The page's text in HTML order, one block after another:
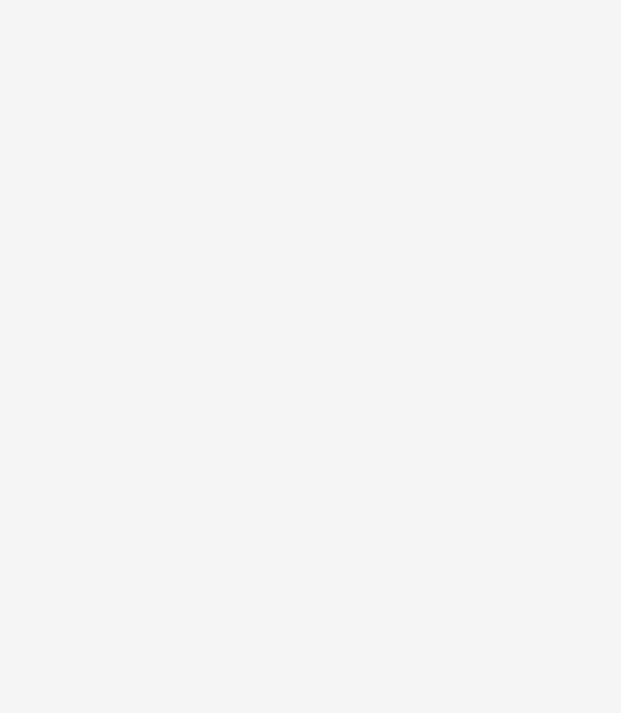
met andere professionals
en hulp (organiseren) met het afwegingskader en de professionele norm
over 4 Preventieve interventies kindermishandeling
fase
ouders met verhoogd risico
gericht op opvoedvaardigheden
stoppen en herstellen van kindermishandeling
wetenschappelijk bewijs
over 5 Verantwoording
over 6 Bijlagen